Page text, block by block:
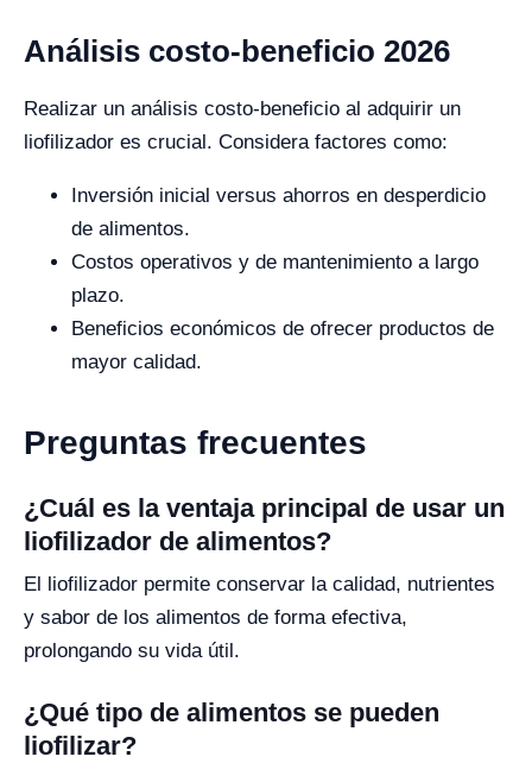
Análisis costo-beneficio 2026
Realizar un análisis costo-beneficio al adquirir un
liofilizador es crucial. Considera factores como:
Inversión inicial versus ahorros en desperdicio
de alimentos.
Costos operativos y de mantenimiento a largo
plazo.
Beneficios económicos de ofrecer productos de
mayor calidad.
Preguntas frecuentes
¿Cuál es la ventaja principal de usar un
liofilizador de alimentos?
El liofilizador permite conservar la calidad, nutrientes
y sabor de los alimentos de forma efectiva,
prolongando su vida útil.
¿Qué tipo de alimentos se pueden
liofilizar?